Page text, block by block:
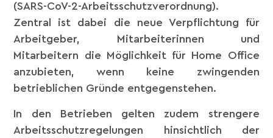
(SARS-CoV-2-Arbeitsschutzverordnung).
Zentral ist dabei die neue Verpflichtung für
Arbeitgeber, Mitarbeiterinnen und
Mitarbeitern die Möglichkeit für Home Office
anzubieten, wenn keine zwingenden
betrieblichen Gründe entgegenstehen.
In den Betrieben gelten zudem strengere
Arbeitsschutzregelungen hinsichtlich der